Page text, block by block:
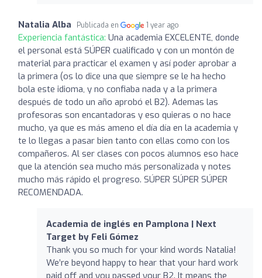
Natalia Alba Publicada en 1 year ago
Experiencia fantástica: Una academia EXCELENTE, donde
el personal está SÚPER cualificado y con un montón de
material para practicar el examen y así poder aprobar a
la primera (os lo dice una que siempre se le ha hecho
bola este idioma, y no confiaba nada y a la primera
después de todo un año aprobó el B2). Ademas las
profesoras son encantadoras y eso quieras o no hace
mucho, ya que es más ameno el día día en la academia y
te lo llegas a pasar bien tanto con ellas como con los
compañeros. Al ser clases con pocos alumnos eso hace
que la atención sea mucho más personalizada y notes
mucho más rápido el progreso. SÚPER SÚPER SÚPER
RECOMENDADA.
Academia de inglés en Pamplona | Next
Target by Feli Gómez
Thank you so much for your kind words Natalia!
We’re beyond happy to hear that your hard work
paid off and you passed your B2. It means the